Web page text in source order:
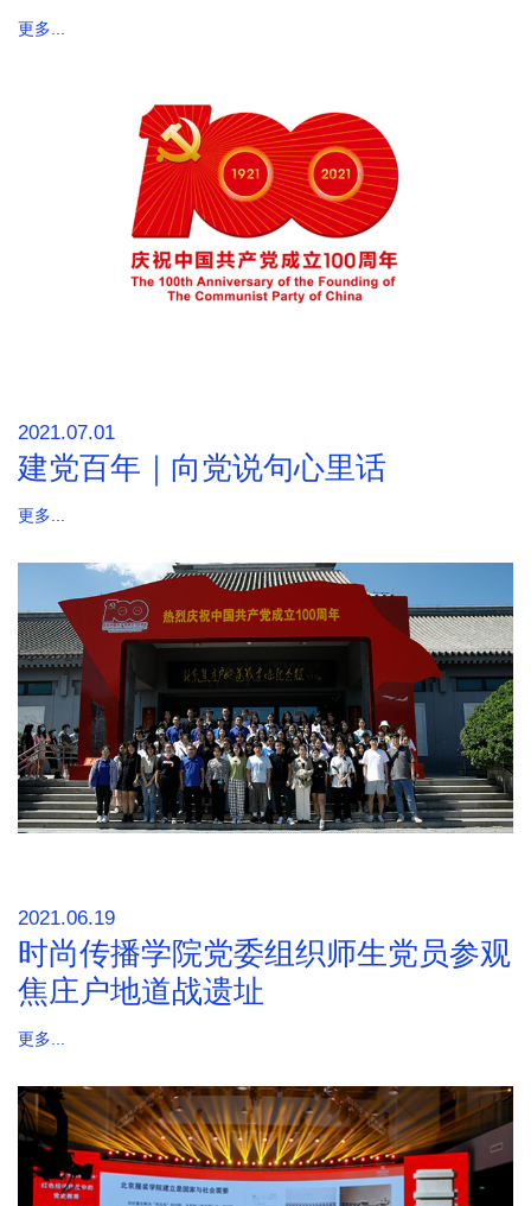
更多...
2021.07.01
建党百年｜向党说句心里话
更多...
2021.06.19
时尚传播学院党委组织师生党员参观
焦庄户地道战遗址
更多...